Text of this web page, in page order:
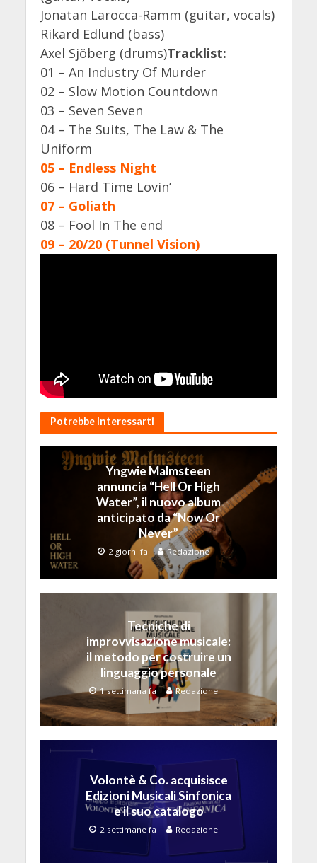
Jonatan Larocca-Ramm (guitar, vocals)
Rikard Edlund (bass)
Axel Sjöberg (drums)Tracklist:
01 – An Industry Of Murder
02 – Slow Motion Countdown
03 – Seven Seven
04 – The Suits, The Law & The
Uniform
05 – Endless Night
06 – Hard Time Lovin’
07 – Goliath
08 – Fool In The end
09 – 20/20 (Tunnel Vision)
Potrebbe Interessarti
Yngwie Malmsteen
annuncia “Hell Or High
Water”, il nuovo album
anticipato da “Now Or
Never”
2 giorni fa Redazione
Tecniche di
improvvisazione musicale:
il metodo per costruire un
linguaggio personale
1 settimana fa Redazione
Volontè & Co. acquisisce
Edizioni Musicali Sinfonica
e il suo catalogo
2 settimane fa Redazione